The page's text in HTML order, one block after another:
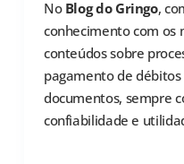
No Blog do Gringo,
conhecimento com os
conteúdos sobre
pagamento de
documentos, sempre
confiabilidade e